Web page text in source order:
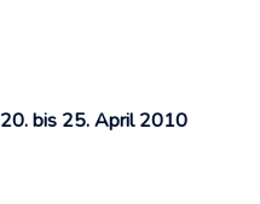
20. bis 25. April 2010